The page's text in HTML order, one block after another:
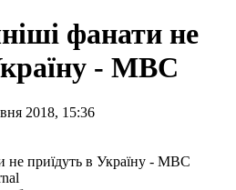
фанати не
- МВС
2018, 15:36